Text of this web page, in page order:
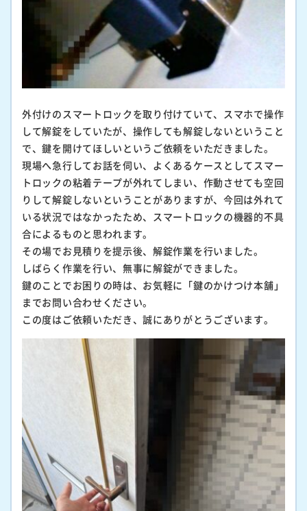
外付けのスマートロックを取り付けていて、スマホで操作
して解錠をしていたが、操作しても解錠しないということ
で、鍵を開けてほしいというご依頼をいただきました。
現場へ急行してお話を伺い、よくあるケースとしてスマー
トロックの粘着テープが外れてしまい、作動させても空回
りして解錠しないということがありますが、今回は外れて
いる状況ではなかったため、スマートロックの機器的不具
合によるものと思われます。
その場でお見積りを提示後、解錠作業を行いました。
しばらく作業を行い、無事に解錠ができました。
鍵のことでお困りの時は、お気軽に「鍵のかけつけ本舗」
までお問い合わせください。
この度はご依頼いただき、誠にありがとうございます。